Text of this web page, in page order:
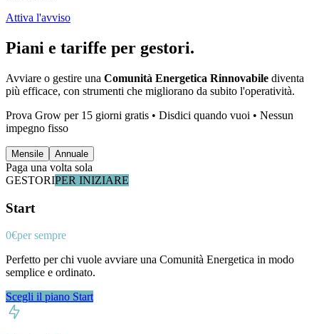
Attiva l'avviso
Piani e tariffe per gestori.
Avviare o gestire una Comunità Energetica Rinnovabile diventa
più efficace, con strumenti che migliorano da subito l'operatività.
Prova Grow per 15 giorni gratis • Disdici quando vuoi • Nessun
impegno fisso
Mensile Annuale
Paga una volta sola
GESTORIPER INIZIARE
Start
0€per sempre
Perfetto per chi vuole avviare una Comunità Energetica in modo
semplice e ordinato.
Scegli il piano Start